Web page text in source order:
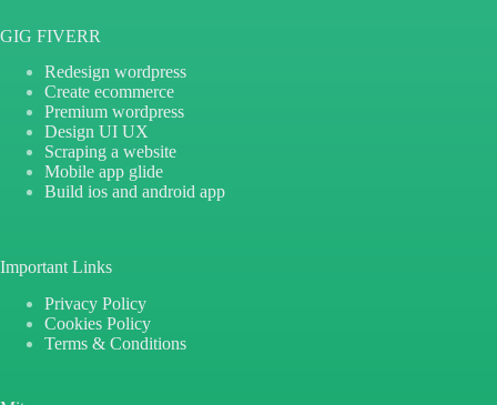
GIG FIVERR
Redesign wordpress
Create ecommerce
Premium wordpress
Design UI UX
Scraping a website
Mobile app glide
Build ios and android app
Important Links
Privacy Policy
Cookies Policy
Terms & Conditions